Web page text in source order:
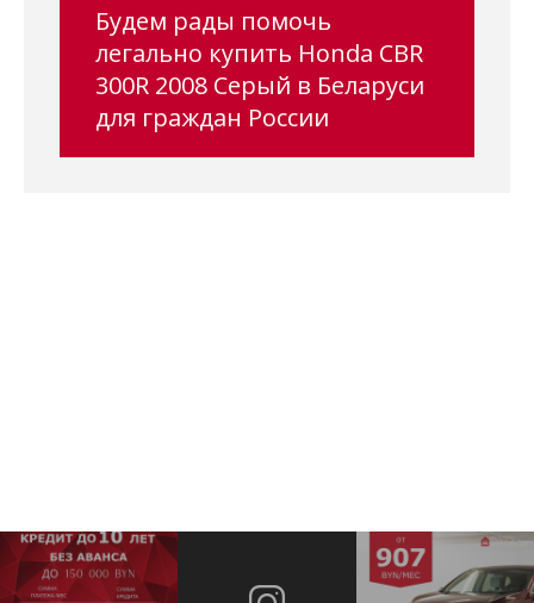
Будем рады помочь
легально купить Honda CBR
300R 2008 Серый в Беларуси
для граждан России